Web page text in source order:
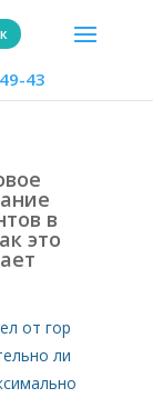
43
в
это
от гор
ли